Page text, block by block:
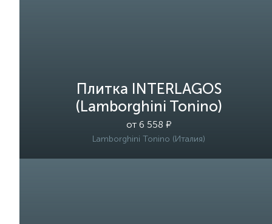
Плитка INTERLAGOS
(Lamborghini Tonino)
от 6 558 ₽
Lamborghini Tonino (Италия)